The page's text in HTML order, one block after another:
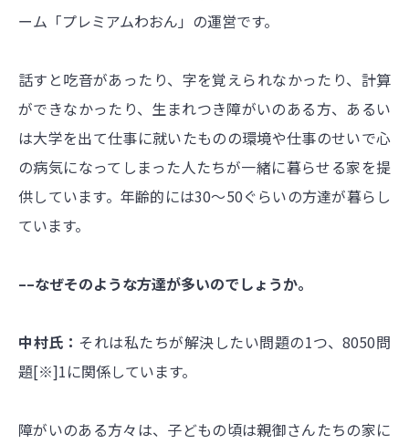
ーム「プレミアムわおん」の運営です。
話すと吃音があったり、字を覚えられなかったり、計算
ができなかったり、生まれつき障がいのある方、あるい
は大学を出て仕事に就いたものの環境や仕事のせいで心
の病気になってしまった人たちが一緒に暮らせる家を提
供しています。年齢的には30〜50ぐらいの方達が暮らし
ています。
––なぜそのような方達が多いのでしょうか。
中村氏： それは私たちが解決したい問題の1つ、8050問
題[※]1に関係しています。
障がいのある方々は、子どもの頃は親御さんたちの家に